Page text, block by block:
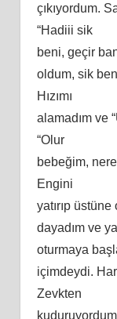
çıkıyordum.
“Hadiii sik
beni, geçir
oldum, sik
Hızımı
alamadım ve
“Olur
bebeğim,
Engini
yatırıp üstüne
dayadım ve
oturmaya
içimdeydi.
Zevkten